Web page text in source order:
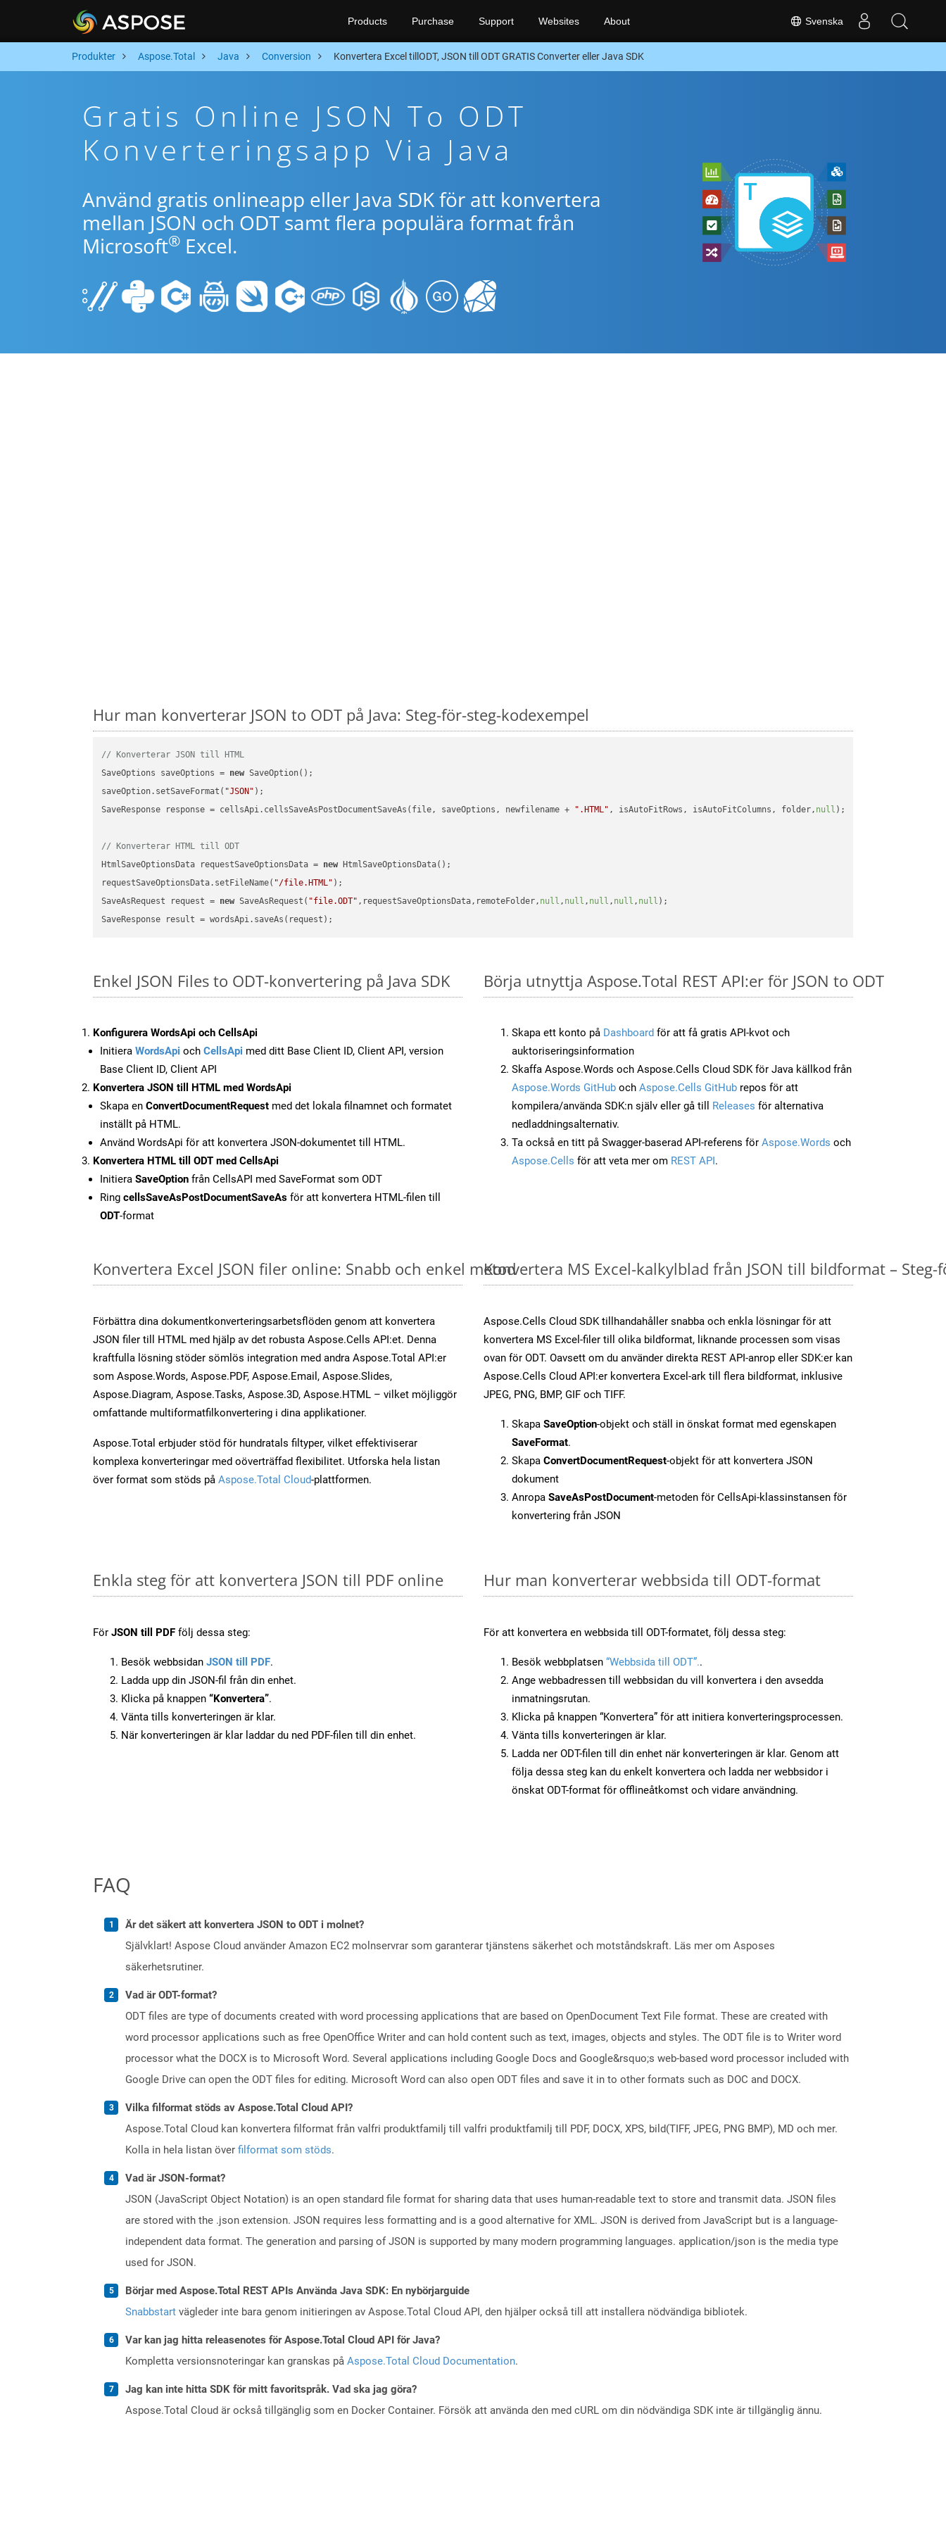
Svenska
Products Purchase Support Websites About
Produkter Aspose.Total Java Conversion Konvertera Excel tillODT, JSON till ODT GRATIS Converter eller Java SDK
Gratis Online JSON To ODT
Konverteringsapp Via Java
Använd gratis onlineapp eller Java SDK för att konvertera
mellan JSON och ODT samt flera populära format från
Microsoft® Excel.
Hur man konverterar JSON to ODT på Java: Steg-för-steg-kodexempel
// Konverterar JSON till HTML
SaveOptions saveOptions = new SaveOption();
saveOption.setSaveFormat( "JSON" );
SaveResponse response = cellsApi.cellsSaveAsPostDocumentSaveAs(file, saveOptions, newfilename +
".HTML" , isAutoFitRows, isAutoFitColumns, folder, null );
// Konverterar HTML till ODT
HtmlSaveOptionsData requestSaveOptionsData = new HtmlSaveOptionsData();
requestSaveOptionsData.setFileName( "/file.HTML" );
SaveAsRequest request = new SaveAsRequest( "file.ODT" ,requestSaveOptionsData,remoteFolder, null , null , null , null , null );
Enkel JSON Files to ODT-konvertering på Java SDK
Konfigurera WordsApi och CellsApi
Initiera WordsApi och CellsApi med ditt Base Client ID, Client API, version
Base Client ID, Client API
Konvertera JSON till HTML med WordsApi
Skapa en ConvertDocumentRequest med det lokala filnamnet och formatet
inställt på HTML.
Använd WordsApi för att konvertera JSON-dokumentet till HTML.
Konvertera HTML till ODT med CellsApi
Initiera SaveOption från CellsAPI med SaveFormat som ODT
Ring cellsSaveAsPostDocumentSaveAs för att konvertera HTML-filen till
ODT-format
Börja utnyttja Aspose.Total REST API:er för JSON to ODT
Skapa ett konto på Dashboard för att få gratis API-kvot och
auktoriseringsinformation
Skaffa Aspose.Words och Aspose.Cells Cloud SDK för Java källkod från
Aspose.Words GitHub och Aspose.Cells GitHub repos för att
kompilera/använda SDK:n själv eller gå till Releases för alternativa
nedladdningsalternativ.
Ta också en titt på Swagger-baserad API-referens för Aspose.Words och
Aspose.Cells för att veta mer om REST API.
Konvertera Excel JSON filer online: Snabb och enkel metod
Förbättra dina dokumentkonverteringsarbetsflöden genom att konvertera
JSON filer till HTML med hjälp av det robusta Aspose.Cells API:et. Denna
kraftfulla lösning stöder sömlös integration med andra Aspose.Total API:er
som Aspose.Words, Aspose.PDF, Aspose.Email, Aspose.Slides,
Aspose.Diagram, Aspose.Tasks, Aspose.3D, Aspose.HTML – vilket möjliggör
omfattande multiformatfilkonvertering i dina applikationer.
Aspose.Total erbjuder stöd för hundratals filtyper, vilket effektiviserar
komplexa konverteringar med oöverträffad flexibilitet. Utforska hela listan
över format som stöds på Aspose.Total Cloud-plattformen.
Konvertera MS Excel-kalkylblad från JSON till bildformat – Steg-
Aspose.Cells Cloud SDK tillhandahåller snabba och enkla lösningar för att
konvertera MS Excel-filer till olika bildformat, liknande processen som visas
ovan för ODT. Oavsett om du använder direkta REST API-anrop eller SDK:er kan
Aspose.Cells Cloud API:er konvertera Excel-ark till flera bildformat, inklusive
JPEG, PNG, BMP, GIF och TIFF.
Skapa SaveOption-objekt och ställ in önskat format med egenskapen
SaveFormat.
Skapa ConvertDocumentRequest-objekt för att konvertera JSON
dokument
Anropa SaveAsPostDocument-metoden för CellsApi-klassinstansen för
konvertering från JSON
Enkla steg för att konvertera JSON till PDF online
För JSON till PDF följ dessa steg:
Besök webbsidan JSON till PDF.
Ladda upp din JSON-fil från din enhet.
Klicka på knappen “Konvertera”.
Vänta tills konverteringen är klar.
När konverteringen är klar laddar du ned PDF-filen till din enhet.
Hur man konverterar webbsida till ODT-format
För att konvertera en webbsida till ODT-formatet, följ dessa steg:
Besök webbplatsen “Webbsida till ODT”..
Ange webbadressen till webbsidan du vill konvertera i den avsedda
inmatningsrutan.
Klicka på knappen “Konvertera” för att initiera konverteringsprocessen.
Vänta tills konverteringen är klar.
Ladda ner ODT-filen till din enhet när konverteringen är klar. Genom att
följa dessa steg kan du enkelt konvertera och ladda ner webbsidor i
önskat ODT-format för offlineåtkomst och vidare användning.
FAQ
Är det säkert att konvertera JSON to ODT i molnet?
Självklart! Aspose Cloud använder Amazon EC2 molnservrar som garanterar tjänstens säkerhet och motståndskraft. Läs mer om Asposes
säkerhetsrutiner.
Vad är ODT-format?
ODT files are type of documents created with word processing applications that are based on OpenDocument Text File format. These are created with
word processor applications such as free OpenOffice Writer and can hold content such as text, images, objects and styles. The ODT file is to Writer word
processor what the DOCX is to Microsoft Word. Several applications including Google Docs and Google&rsquo;s web-based word processor included with
Google Drive can open the ODT files for editing. Microsoft Word can also open ODT files and save it in to other formats such as DOC and DOCX.
Vilka filformat stöds av Aspose.Total Cloud API?
Aspose.Total Cloud kan konvertera filformat från valfri produktfamilj till valfri produktfamilj till PDF, DOCX, XPS, bild(TIFF, JPEG, PNG BMP), MD och mer.
Kolla in hela listan över filformat som stöds.
Vad är JSON-format?
JSON (JavaScript Object Notation) is an open standard file format for sharing data that uses human-readable text to store and transmit data. JSON files
are stored with the .json extension. JSON requires less formatting and is a good alternative for XML. JSON is derived from JavaScript but is a language-
independent data format. The generation and parsing of JSON is supported by many modern programming languages. application/json is the media type
used for JSON.
Börjar med Aspose.Total REST APIs Använda Java SDK: En nybörjarguide
Snabbstart vägleder inte bara genom initieringen av Aspose.Total Cloud API, den hjälper också till att installera nödvändiga bibliotek.
Var kan jag hitta releasenotes för Aspose.Total Cloud API för Java?
Kompletta versionsnoteringar kan granskas på Aspose.Total Cloud Documentation.
Jag kan inte hitta SDK för mitt favoritspråk. Vad ska jag göra?
Aspose.Total Cloud är också tillgänglig som en Docker Container. Försök att använda den med cURL om din nödvändiga SDK inte är tillgänglig ännu.